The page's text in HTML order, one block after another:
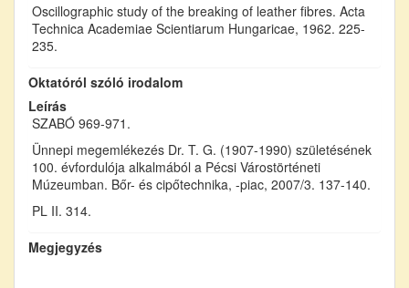
Oscillographic study of the breaking of leather fibres. Acta
Technica Academiae Scientiarum Hungaricae, 1962. 225-
235.
Oktatóról szóló irodalom
Leírás
SZABÓ 969-971.
Ünnepi megemlékezés Dr. T. G. (1907-1990) születésének
100. évfordulója alkalmából a Pécsi Várostörténeti
Múzeumban. Bőr- és cipőtechnika, -piac, 2007/3. 137-140.
PL II. 314.
Megjegyzés